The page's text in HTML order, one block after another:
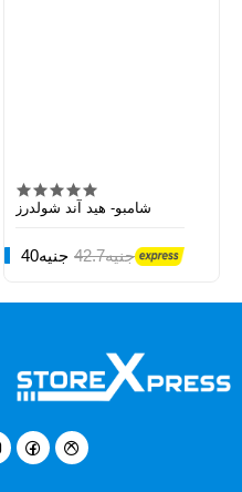
شامبو- هيد آند شولدرز
40جنيه 42.7جنيه